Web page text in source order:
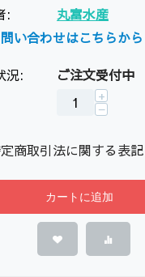
:
丸富水産
い合わせはこちらから
況:
ご注文受付中
+
−
商取引法に関する表記
カートに追加